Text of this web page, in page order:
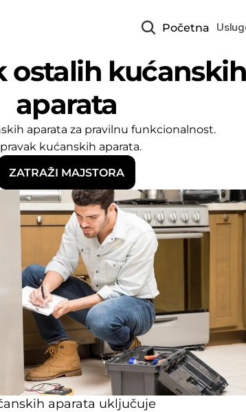
Početna
ostalih kućanskih
aparata
aparata za pravilnu funkcionalnost.
kućanskih aparata.
ZATRAŽI MAJSTORA
aparata uključuje